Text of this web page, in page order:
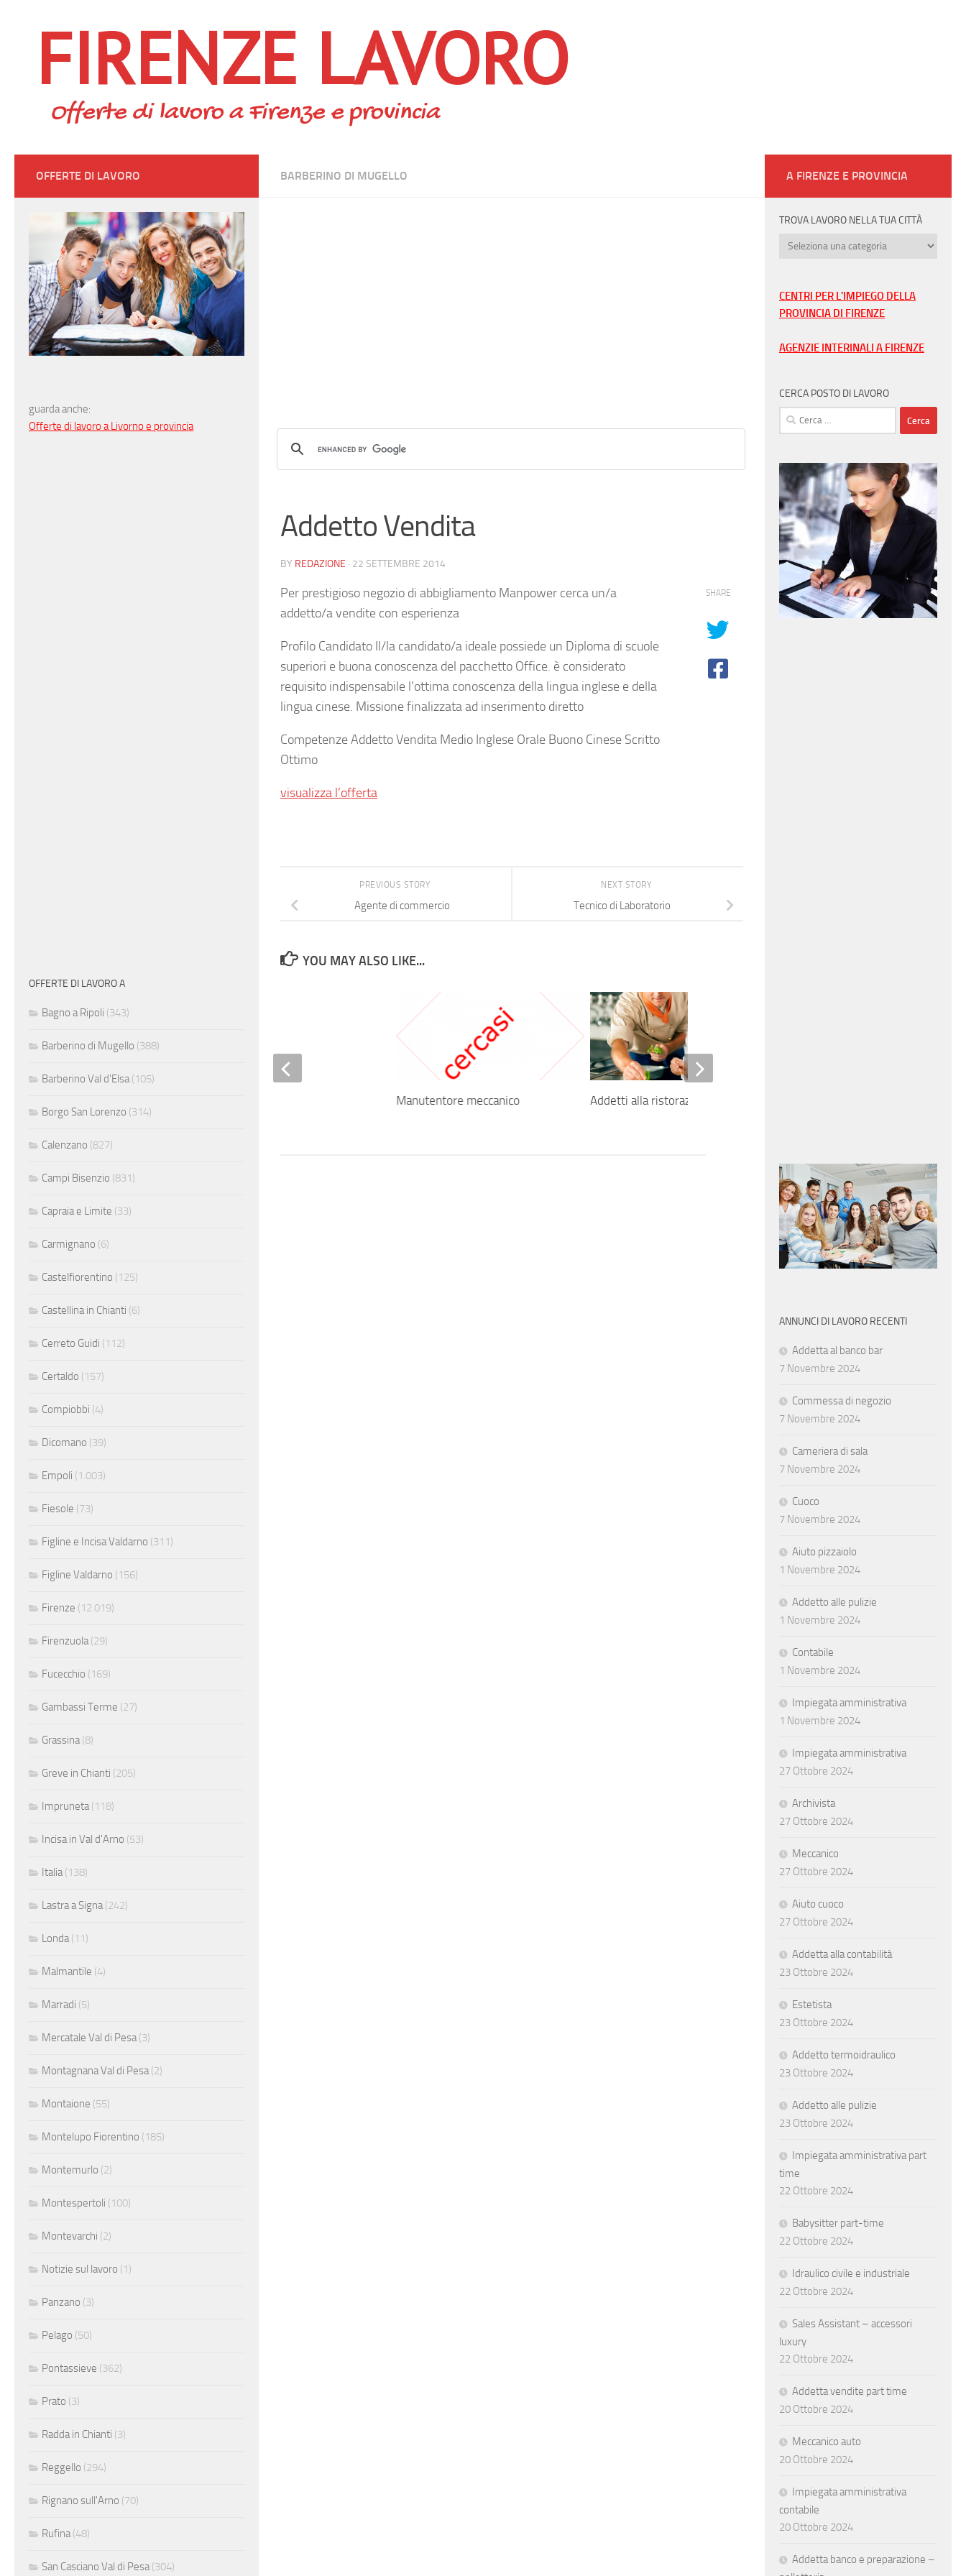
FIRENZE LAVORO
Offerte di lavoro a Firenze e provincia
BARBERINO DI MUGELLO
Addetto Vendita
BY REDAZIONE · 22 SETTEMBRE 2014
Per prestigioso negozio di abbigliamento Manpower cerca un/a
addetto/a vendite con esperienza
Profilo Candidato Il/la candidato/a ideale possiede un Diploma di scuole
superiori e buona conoscenza del pacchetto Office. è considerato
requisito indispensabile l’ottima conoscenza della lingua inglese e della
lingua cinese. Missione finalizzata ad inserimento diretto
Competenze Addetto Vendita Medio Inglese Orale Buono Cinese Scritto
Ottimo
visualizza l’offerta
SHARE
NEXT STORY
Tecnico di Laboratorio
PREVIOUS STORY
Agente di commercio
YOU MAY ALSO LIKE...
Manutentore meccanico Addetti alla ristorazione
OFFERTE DI LAVORO
guarda anche:
Offerte di lavoro a Livorno e provincia
OFFERTE DI LAVORO A
Bagno a Ripoli (343)
Barberino di Mugello (388)
Barberino Val d'Elsa(105)
Borgo San Lorenzo (314)
Calenzano (827)
Campi Bisenzio (831)
Capraia e Limite (33)
Carmignano (6)
Castelfiorentino (125)
Castellina in Chianti (6)
Cerreto Guidi (112)
Certaldo (157)
Compiobbi (4)
Dicomano (39)
Empoli (1.003)
Fiesole (73)
Figline e Incisa Valdarno (311)
Figline Valdarno (156)
Firenze (12.019)
Firenzuola(29)
Fucecchio (169)
Gambassi Terme (27)
Grassina(8)
Greve in Chianti (205)
Impruneta(118)
Incisa in Val d'Arno (53)
Italia(138)
Lastra a Signa(242)
Londa(11)
Malmantile (4)
Marradi (5)
Mercatale Val di Pesa(3)
Montagnana Val di Pesa(2)
Montaione (55)
Montelupo Fiorentino (185)
Montemurlo (2)
Montespertoli (100)
Montevarchi (2)
Notizie sul lavoro (1)
Panzano (3)
Pelago (50)
Pontassieve (362)
Prato (3)
Radda in Chianti (3)
Reggello (294)
Rignano sull'Arno (70)
Rufina(48)
San Casciano Val di Pesa(304)
A FIRENZE E PROVINCIA
TROVA LAVORO NELLA TUA CITTÀ
Trova
tua
città
CENTRI PER L'IMPIEGO DELLA
PROVINCIA DI FIRENZE
AGENZIE INTERINALI A FIRENZE
CERCA POSTO DI LAVORO
Ricerca
per:
ANNUNCI DI LAVORO RECENTI
Addetta al banco bar
7 Novembre 2024
Commessa di negozio
7 Novembre 2024
Cameriera di sala
7 Novembre 2024
Cuoco
7 Novembre 2024
Aiuto pizzaiolo
1 Novembre 2024
Addetto alle pulizie
1 Novembre 2024
Contabile
1 Novembre 2024
Impiegata amministrativa
1 Novembre 2024
Impiegata amministrativa
27 Ottobre 2024
Archivista
27 Ottobre 2024
Meccanico
27 Ottobre 2024
Aiuto cuoco
27 Ottobre 2024
Addetta alla contabilità
23 Ottobre 2024
Estetista
23 Ottobre 2024
Addetto termoidraulico
23 Ottobre 2024
Addetto alle pulizie
23 Ottobre 2024
Impiegata amministrativa part
time
22 Ottobre 2024
Babysitter part-time
22 Ottobre 2024
Idraulico civile e industriale
22 Ottobre 2024
Sales Assistant – accessori
luxury
22 Ottobre 2024
Addetta vendite part time
20 Ottobre 2024
Meccanico auto
20 Ottobre 2024
Impiegata amministrativa
contabile
20 Ottobre 2024
Addetta banco e preparazione –